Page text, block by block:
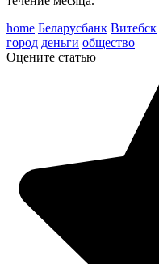
home Беларусбанк Витебск
город деньги общество
Оцените статью